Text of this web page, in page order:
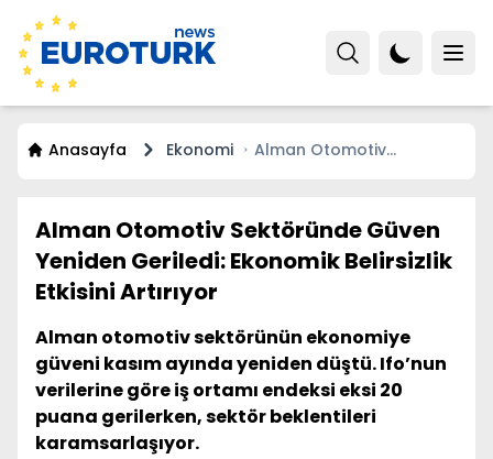
Anasayfa Ekonomi
Alman Otomotiv
Ekonomik Belirsizlik Etkisini
Artırıyor
Alman Otomotiv Sektöründe Güven
Yeniden Geriledi: Ekonomik Belirsizlik
Etkisini Artırıyor
Alman otomotiv sektörünün ekonomiye
güveni kasım ayında yeniden düştü. Ifo’nun
verilerine göre iş ortamı endeksi eksi 20
puana gerilerken, sektör beklentileri
karamsarlaşıyor.